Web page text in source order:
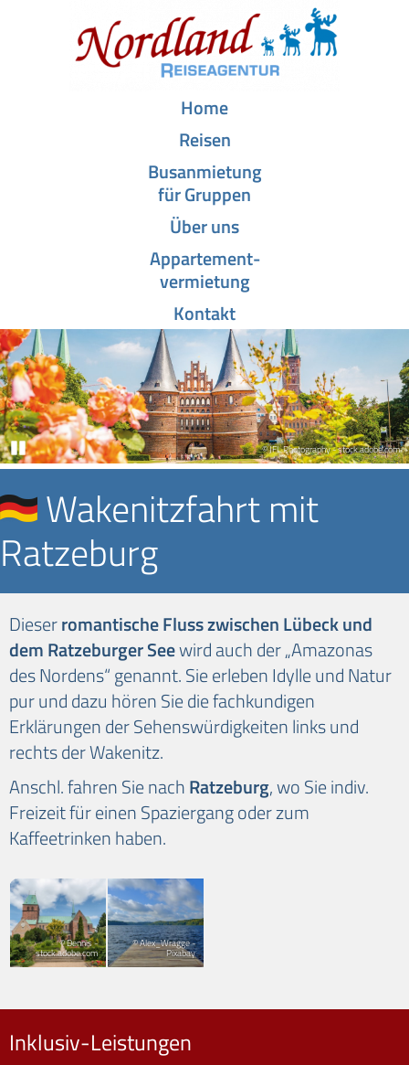
Home
Reisen
Busanmietung
für Gruppen
Über uns
Appartement­-
vermietung
Kontakt
Pause © JFL Photography - stock.adobe.com
Wakenitzfahrt mit
Ratzeburg
Dieserromantische Fluss zwischen Lübeck und
dem Ratzeburger Seewird auch der „Amazonas
des Nordens“ genannt. Sie erleben Idylle und Natur
pur und dazu hören Sie die fachkundigen
Erklärungen der Sehenswürdigkeiten links und
rechts der Wakenitz.
Anschl. fahren Sie nachRatzeburg, wo Sie indiv.
Freizeit für einen Spaziergang oder zum
Kaffeetrinken haben.
© Dennis -
stock.adobe.com
© Alex_Wragge -
Pixabay
Inklusiv-Leistungen